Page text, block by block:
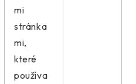
mi
stránka
mi,
které
používa